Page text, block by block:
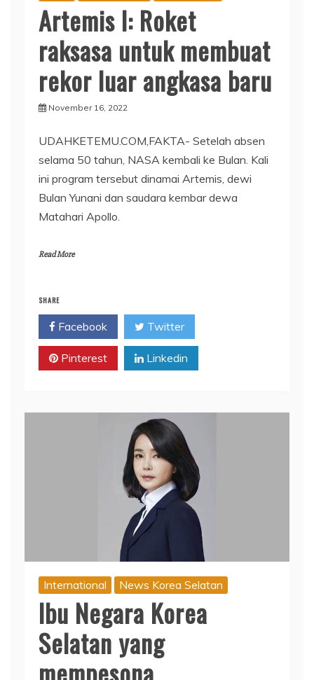
Artemis I: Roket
raksasa untuk membuat
rekor luar angkasa baru
November 16, 2022
UDAHKETEMU.COM,FAKTA- Setelah absen
selama 50 tahun, NASA kembali ke Bulan. Kali
ini program tersebut dinamai Artemis, dewi
Bulan Yunani dan saudara kembar dewa
Matahari Apollo.
Read More
SHARE
Facebook Twitter
Pinterest Linkedin
International News Korea Selatan
Ibu Negara Korea
Selatan yang
mempesona